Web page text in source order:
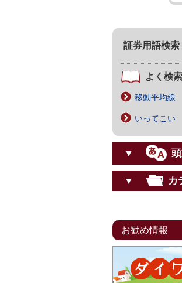
証券用語検索
よく検
移動平均線
いってこい
▼
▼ カ
お勧め情報